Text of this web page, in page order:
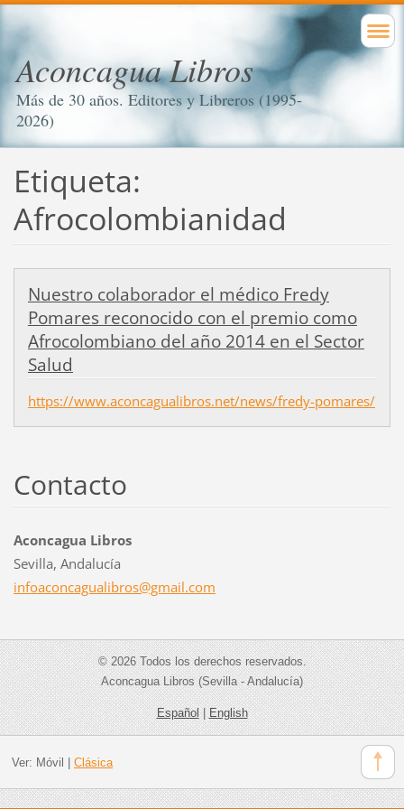
Aconcagua Libros
Más de 30 años. Editores y Libreros (1995-
2026)
Etiqueta:
Afrocolombianidad
Nuestro colaborador el médico Fredy
Pomares reconocido con el premio como
Afrocolombiano del año 2014 en el Sector
Salud
https://www.aconcagualibros.net/news/fredy-pomares/
Contacto
Aconcagua Libros
Sevilla, Andalucía
infoaconcagualibros@gmail.com
© 2026 Todos los derechos reservados.
Aconcagua Libros (Sevilla - Andalucía)
Español|English
Ver: Móvil Clásica